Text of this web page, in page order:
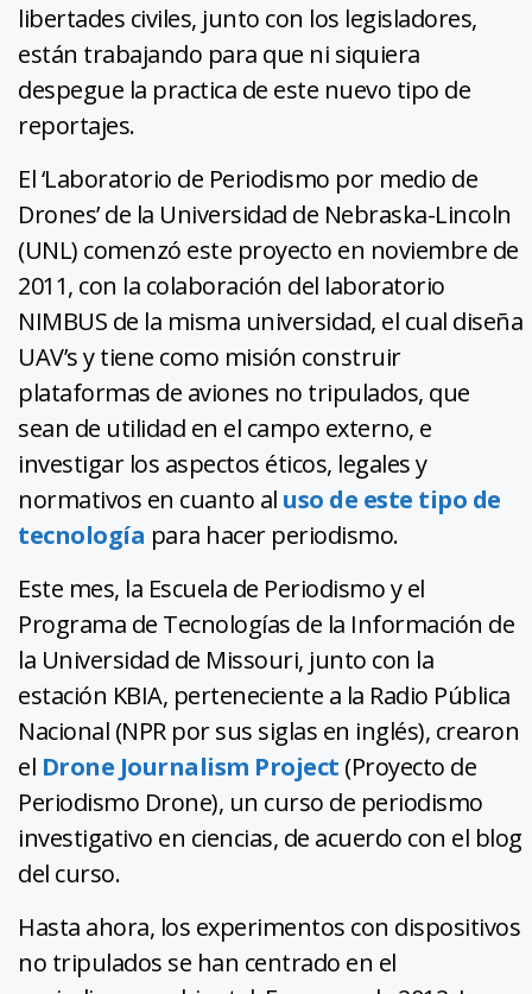
libertades civiles, junto con los legisladores,
están trabajando para que ni siquiera
despegue la practica de este nuevo tipo de
reportajes.
El ‘Laboratorio de Periodismo por medio de
Drones’ de la Universidad de Nebraska-Lincoln
(UNL) comenzó este proyecto en noviembre de
2011, con la colaboración del laboratorio
NIMBUS de la misma universidad, el cual diseña
UAV’s y tiene como misión construir
plataformas de aviones no tripulados, que
sean de utilidad en el campo externo, e
investigar los aspectos éticos, legales y
normativos en cuanto al uso de este tipo de
tecnología para hacer periodismo.
Este mes, la Escuela de Periodismo y el
Programa de Tecnologías de la Información de
la Universidad de Missouri, junto con la
estación KBIA, perteneciente a la Radio Pública
Nacional (NPR por sus siglas en inglés), crearon
el Drone Journalism Project (Proyecto de
Periodismo Drone), un curso de periodismo
investigativo en ciencias, de acuerdo con el blog
del curso.
Hasta ahora, los experimentos con dispositivos
no tripulados se han centrado en el